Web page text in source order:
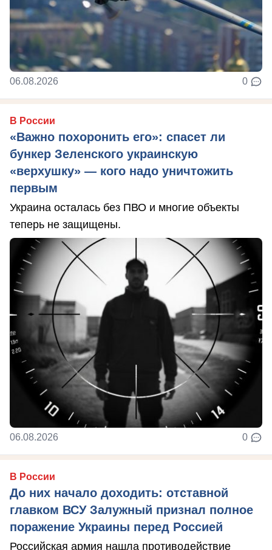
06.08.2026 0
В России
«Важно похоронить его»: спасет ли
бункер Зеленского украинскую
«верхушку» — кого надо уничтожить
первым
Украина осталась без ПВО и многие объекты
теперь не защищены.
06.08.2026 0
В России
До них начало доходить: отставной
главком ВСУ Залужный признал полное
поражение Украины перед Россией
Российская армия нашла противодействие